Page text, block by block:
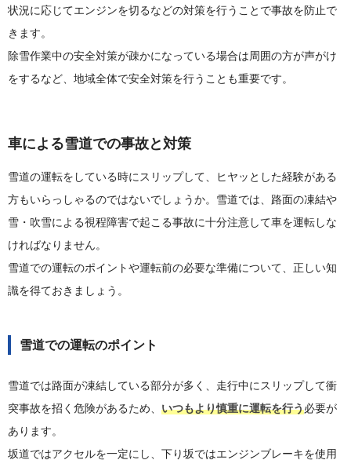
状況に応じてエンジンを切るなどの対策を行うことで事故を防止で
きます。
除雪作業中の安全対策が疎かになっている場合は周囲の方が声がけ
をするなど、地域全体で安全対策を行うことも重要です。
車による雪道での事故と対策
雪道の運転をしている時にスリップして、ヒヤッとした経験がある
方もいらっしゃるのではないでしょうか。雪道では、路面の凍結や
雪・吹雪による視程障害で起こる事故に十分注意して車を運転しな
ければなりません。
雪道での運転のポイントや運転前の必要な準備について、正しい知
識を得ておきましょう。
雪道での運転のポイント
雪道では路面が凍結している部分が多く、走行中にスリップして衝
突事故を招く危険があるため、 いつもより慎重に運転を行う必要が
あります。
坂道ではアクセルを一定にし、下り坂ではエンジンブレーキを使用